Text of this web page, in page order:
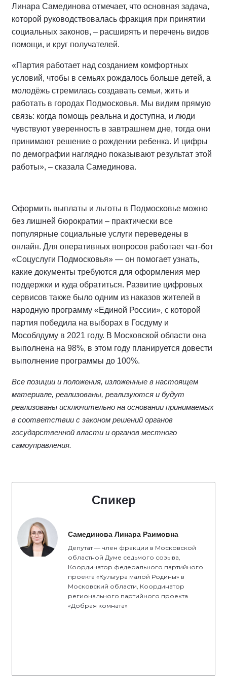
Линара Самединова отмечает, что основная задача,
которой руководствовалась фракция при принятии
социальных законов, – расширять и перечень видов
помощи, и круг получателей.
«Партия работает над созданием комфортных
условий, чтобы в семьях рождалось больше детей, а
молодёжь стремилась создавать семьи, жить и
работать в городах Подмосковья. Мы видим прямую
связь: когда помощь реальна и доступна, и люди
чувствуют уверенность в завтрашнем дне, тогда они
принимают решение о рождении ребенка. И цифры
по демографии наглядно показывают результат этой
работы», – сказала Самединова.
Оформить выплаты и льготы в Подмосковье можно
без лишней бюрократии – практически все
популярные социальные услуги переведены в
онлайн. Для оперативных вопросов работает чат-бот
«Соцуслуги Подмосковья» — он помогает узнать,
какие документы требуются для оформления мер
поддержки и куда обратиться. Развитие цифровых
сервисов также было одним из наказов жителей в
народную программу «Единой России», с которой
партия победила на выборах в Госдуму и
Мособлдуму в 2021 году. В Московской области она
выполнена на 98%, в этом году планируется довести
выполнение программы до 100%.
Все позиции и положения, изложенные в настоящем
материале, реализованы, реализуются и будут
реализованы исключительно на основании принимаемых
в соответствии с законом решений органов
государственной власти и органов местного
самоуправления.
Спикер
Самединова Линара Раимовна
Депутат — член фракции в Московской
областной Думе седьмого созыва,
Координатор федерального партийного
проекта «Культура малой Родины» в
Московский области, Координатор
регионального партийного проекта
«Добрая комната»